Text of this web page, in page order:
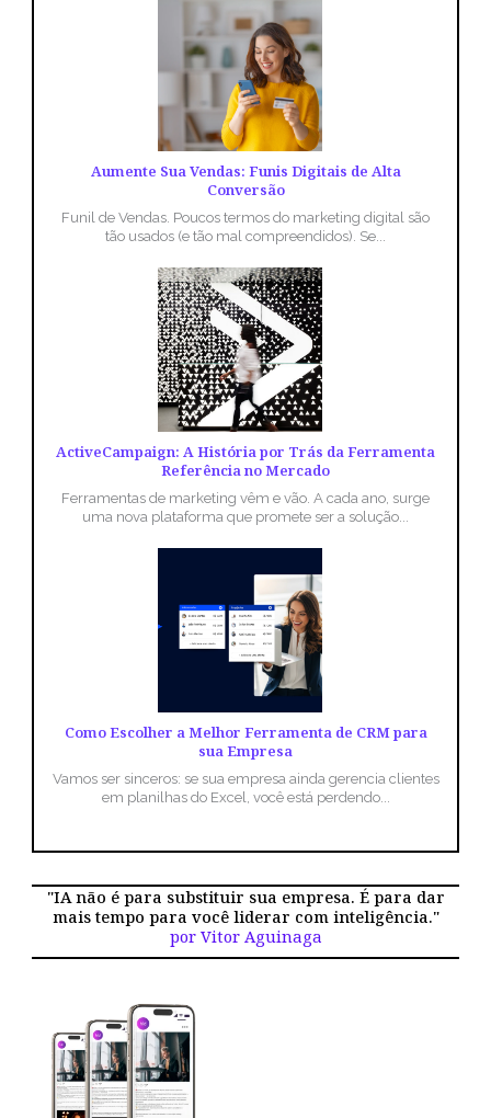
Aumente Sua Vendas: Funis Digitais de Alta
Conversão
Funil de Vendas. Poucos termos do marketing digital são
tão usados (e tão mal compreendidos). Se...
ActiveCampaign: A História por Trás da Ferramenta
Referência no Mercado
Ferramentas de marketing vêm e vão. A cada ano, surge
uma nova plataforma que promete ser a solução...
Como Escolher a Melhor Ferramenta de CRM para
sua Empresa
Vamos ser sinceros: se sua empresa ainda gerencia clientes
em planilhas do Excel, você está perdendo...
"IA não é para substituir sua empresa. É para dar
mais tempo para você liderar com inteligência."
por Vitor Aguinaga